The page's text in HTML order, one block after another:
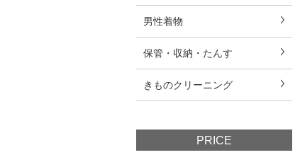
男性着物
保管・収納・たんす
きものクリーニング
PRICE